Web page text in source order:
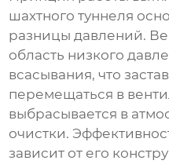
шахтного туннеля
разницы давлений.
область низкого
всасывания, что
перемещаться в
выбрасывается в
очистки.
зависит от его